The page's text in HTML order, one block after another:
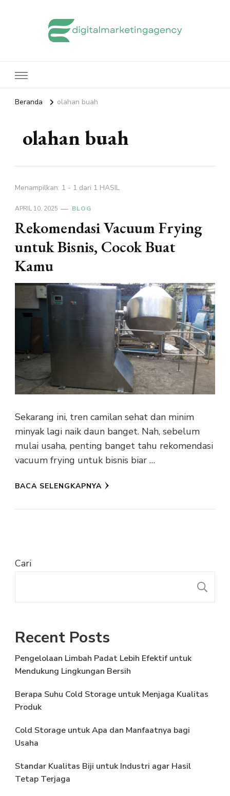
Beranda olahan buah
olahan buah
Menampilkan: 1 - 1 dari 1 HASIL
APRIL 10, 2025 BLOG
Rekomendasi Vacuum Frying
untuk Bisnis, Cocok Buat
Kamu
Sekarang ini, tren camilan sehat dan minim
minyak lagi naik daun banget. Nah, sebelum
mulai usaha, penting banget tahu rekomendasi
vacuum frying untuk bisnis biar …
BACA SELENGKAPNYA
Cari
Recent Posts
Pengelolaan Limbah Padat Lebih Efektif untuk
Mendukung Lingkungan Bersih
Berapa Suhu Cold Storage untuk Menjaga Kualitas
Produk
Cold Storage untuk Apa dan Manfaatnya bagi
Usaha
Standar Kualitas Biji untuk Industri agar Hasil
Tetap Terjaga